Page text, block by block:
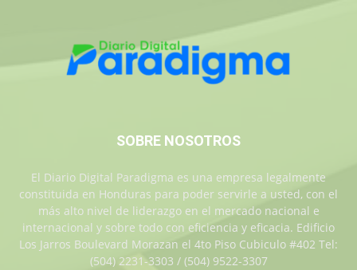
SOBRE NOSOTROS
El Diario Digital Paradigma es una empresa legalmente
constituida en Honduras para poder servirle a usted, con el
más alto nivel de liderazgo en el mercado nacional e
internacional y sobre todo con eficiencia y eficacia. Edificio
Los Jarros Boulevard Morazan el 4to Piso Cubiculo #402 Tel:
(504) 2231-3303 / (504) 9522-3307